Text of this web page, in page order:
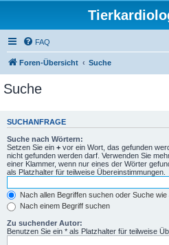
FAQ
Foren-Übersicht Suche
Suche
SUCHANFRAGE
Suche nach Wörtern:
Setzen Sie ein + vor ein Wort, das gefunden
nicht gefunden werden darf. Verwenden Sie
einer Klammer, wenn nur eines der Wörter
als Platzhalter für teilweise Übereinstimmungen.
Nach allen Begriffen suchen oder Suche
Nach einem Begriff suchen
Zu suchender Autor:
Benutzen Sie ein * als Platzhalter für teilweise